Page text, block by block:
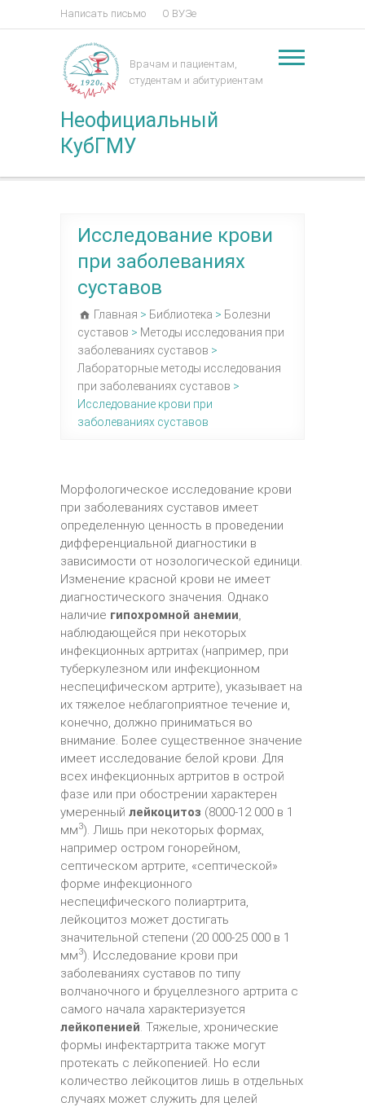
Написать письмо О ВУЗе
Неофициальный
КубГМУ
Врачам и пациентам,
студентам и абитуриентам
Исследование крови
при заболеваниях
суставов
Главная > Библиотека > Болезни
суставов > Методы исследования при
заболеваниях суставов >
Лабораторные методы исследования
при заболеваниях суставов >
Исследование крови при
заболеваниях суставов
Морфологическое исследование крови
при заболеваниях суставов имеет
определенную ценность в проведении
дифференциальной диагностики в
зависимости от нозологической единици.
Изменение красной крови не имеет
диагностического значения. Однако
наличие гипохромной анемии,
наблюдающейся при некоторых
инфекционных артритах (например, при
туберкулезном или инфекционном
неспецифическом артрите), указывает на
их тяжелое неблагоприятное течение и,
конечно, должно приниматься во
внимание. Более существенное значение
имеет исследование белой крови. Для
всех инфекционных артритов в острой
фазе или при обострении характерен
умеренный лейкоцитоз (8000-12 000 в 1
мм3). Лишь при некоторых формах,
например остром гонорейном,
септическом артрите, «септической»
форме инфекционного
неспецифического полиартрита,
лейкоцитоз может достигать
значительной степени (20 000-25 000 в 1
мм3). Исследование крови при
заболеваниях суставов по типу
волчаночного и бруцеллезного артрита с
самого начала характеризуется
лейкопенией. Тяжелые, хронические
формы инфектартрита также могут
протекать с лейкопенией. Но если
количество лейкоцитов лишь в отдельных
случаях может служить для целей